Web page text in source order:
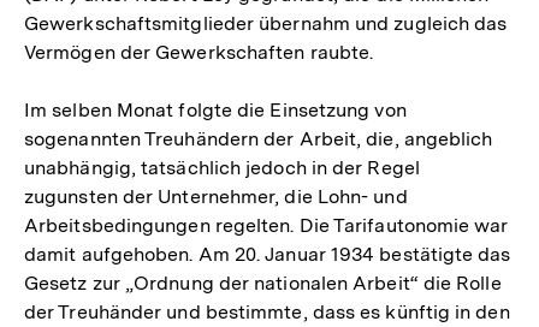
Gewerkschaftsmitglieder übernahm und zugleich das
Vermögen der Gewerkschaften raubte.
Im selben Monat folgte die Einsetzung von
sogenannten Treuhändern der Arbeit, die, angeblich
unabhängig, tatsächlich jedoch in der Regel
zugunsten der Unternehmer, die Lohn- und
Arbeitsbedingungen regelten. Die Tarifautonomie war
damit aufgehoben. Am 20. Januar 1934 bestätigte das
Gesetz zur „Ordnung der nationalen Arbeit“ die Rolle
der Treuhänder und bestimmte, dass es künftig in den